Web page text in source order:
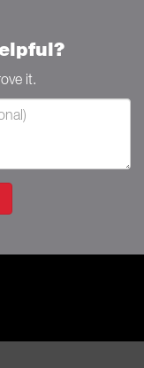
it.